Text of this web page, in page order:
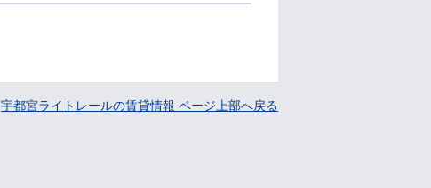
宇都宮ライトレールの賃貸情報 ページ上部へ戻る